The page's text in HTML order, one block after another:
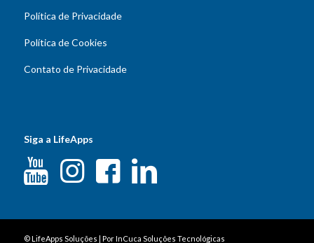
Política de Privacidade
Política de Cookies
Contato de Privacidade
Siga a LifeApps
©LifeApps Soluções | PorInCuca Soluções Tecnológicas